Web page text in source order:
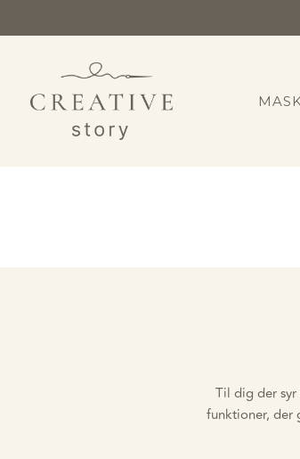
Til dig der
funktioner, der